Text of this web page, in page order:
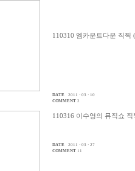
110310 엠카운트다운 직찍
DATE
2011 · 03 · 10
COMMENT 2
110316 이수영의 뮤직쇼 직
DATE
2011 · 03 · 27
COMMENT